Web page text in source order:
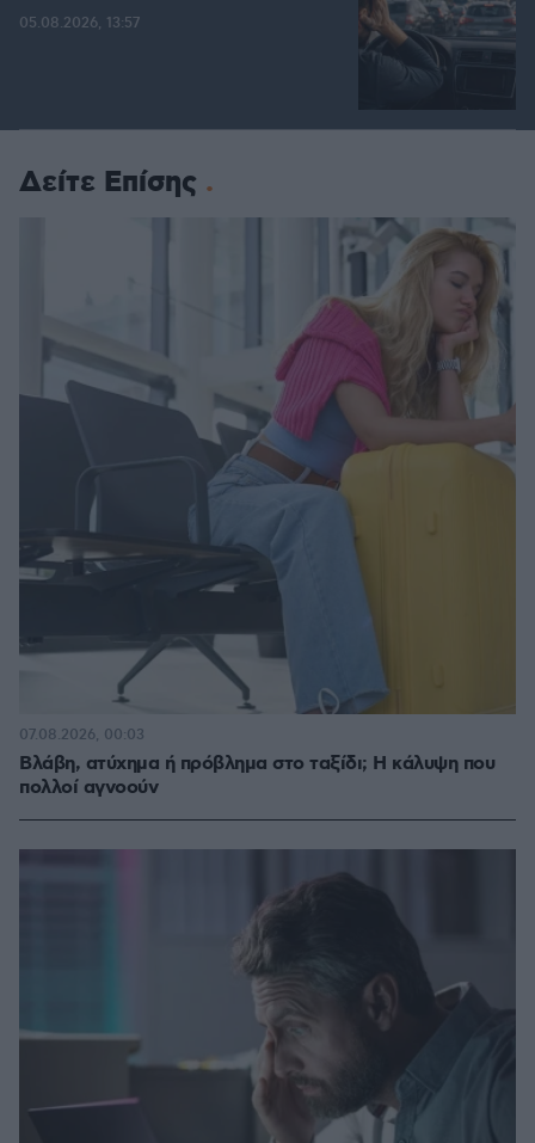
05.08.2026, 13:57
Δείτε Επίσης
Βλάβη, ατύχημα ή πρόβλημα στο ταξίδι; Η κάλυψη που
πολλοί αγνοούν
07.08.2026, 00:03